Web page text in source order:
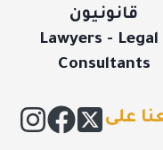
قانونيون
Lawyers - Legal
Consultants
على